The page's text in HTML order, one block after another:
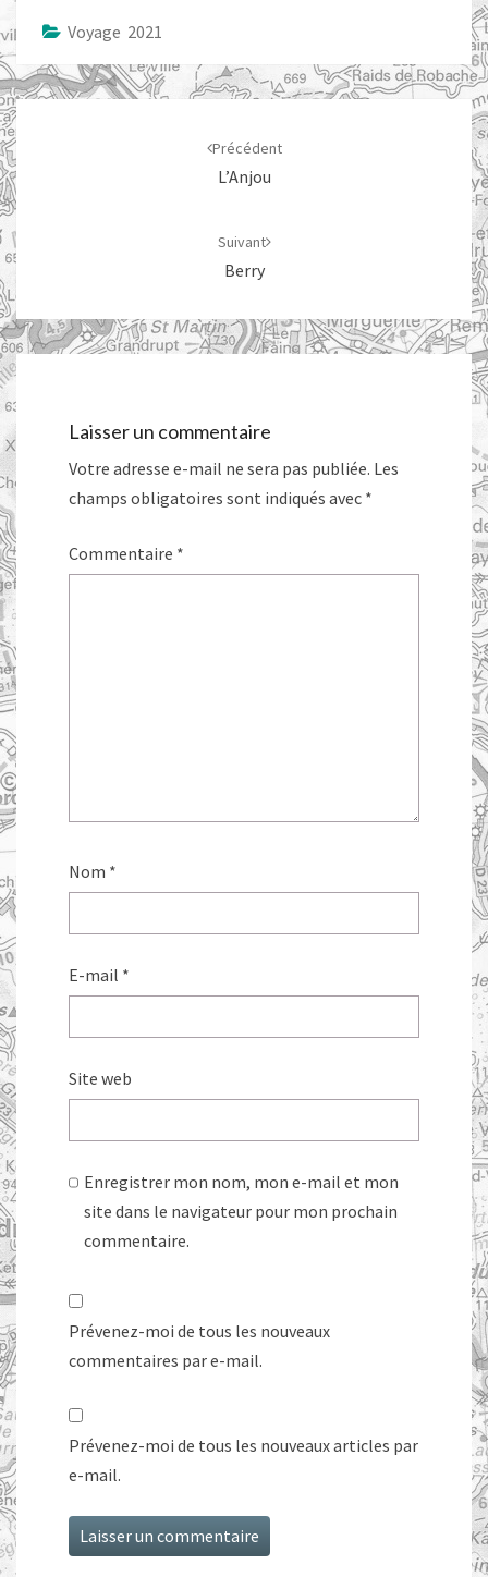
Voyage 2021
Navigation
d'article
Précédent
L’Anjou
Suivant
Berry
Laisser un commentaire
Votre adresse e-mail ne sera pas publiée. Les
champs obligatoires sont indiqués avec *
Commentaire *
Nom *
E-mail *
Site web
Enregistrer mon nom, mon e-mail et mon
site dans le navigateur pour mon prochain
commentaire.
Prévenez-moi de tous les nouveaux
commentaires par e-mail.
Prévenez-moi de tous les nouveaux articles par
e-mail.